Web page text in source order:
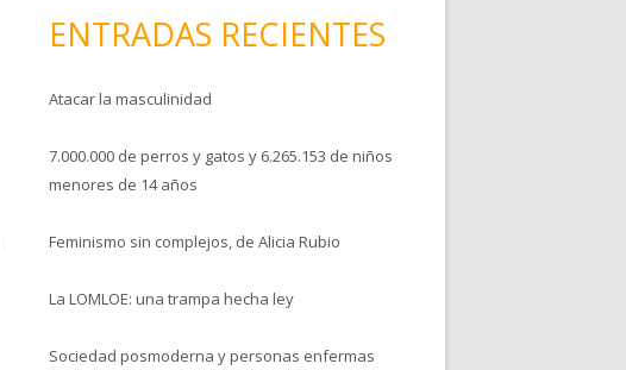
ENTRADAS RECIENTES
Atacar la masculinidad
7.000.000 de perros y gatos y 6.265.153 de niños
menores de 14 años
Feminismo sin complejos, de Alicia Rubio
La LOMLOE: una trampa hecha ley
Sociedad posmoderna y personas enfermas